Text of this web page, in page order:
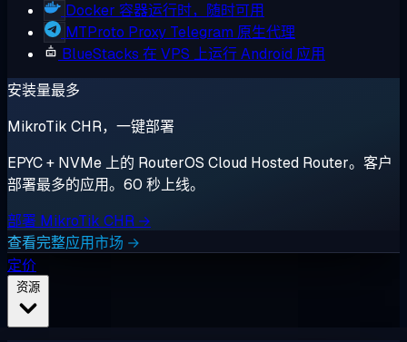
Docker 容器运行时，随时可用
MTProto Proxy Telegram 原生代理
BlueStacks 在 VPS 上运行 Android 应用
安装量最多
MikroTik CHR，一键部署
EPYC + NVMe 上的 RouterOS Cloud Hosted Router。客户
部署最多的应用。60 秒上线。
部署 MikroTik CHR →
查看完整应用市场 →
定价